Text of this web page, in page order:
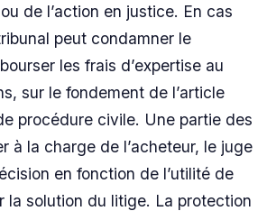
de l’action en justice. En cas
peut condamner le
les frais d’expertise au
sur le fondement de l’article
procédure civile. Une partie des
à la charge de l’acheteur, le juge
en fonction de l’utilité de
la solution du litige. La protection